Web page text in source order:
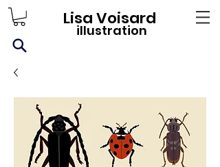
Lisa Voisard
illustration